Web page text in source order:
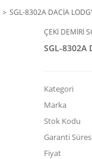
SGL-8302A DACİA
ÇEKİ DEMİRİ
SGL-8302A
Kategori
Marka
Stok Kodu
Garanti
Fiyat